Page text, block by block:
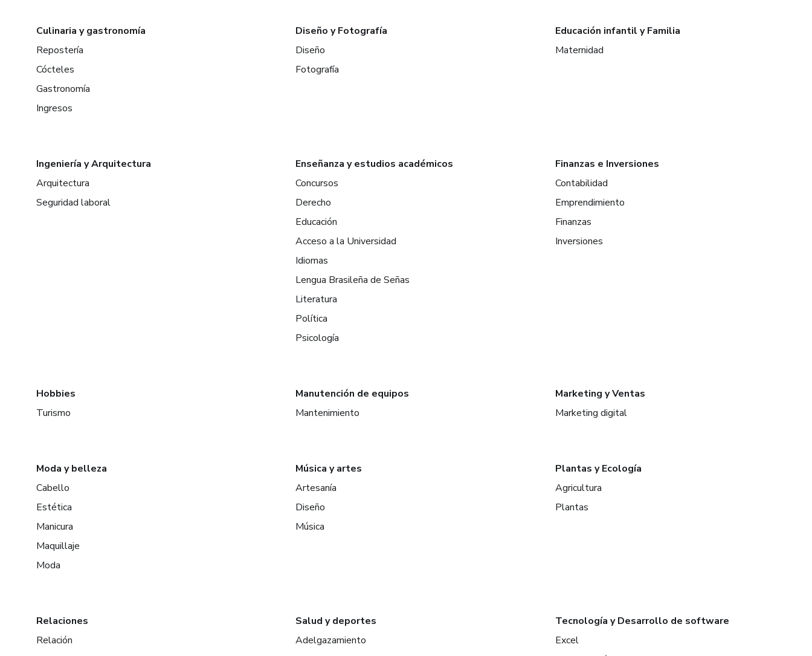
Culinaria y gastronomía
Repostería
Cócteles
Gastronomía
Ingresos
Diseño y Fotografía
Diseño
Fotografía
Educación infantil y Familia
Maternidad
Ingeniería y Arquitectura
Arquitectura
Seguridad laboral
Enseñanza y estudios académicos
Concursos
Derecho
Educación
Acceso a la Universidad
Idiomas
Lengua Brasileña de Señas
Literatura
Política
Psicología
Finanzas e Inversiones
Contabilidad
Emprendimiento
Finanzas
Inversiones
Hobbies
Turismo
Manutención de equipos
Mantenimiento
Marketing y Ventas
Marketing digital
Moda y belleza
Cabello
Estética
Manicura
Maquillaje
Moda
Música y artes
Artesanía
Diseño
Música
Plantas y Ecología
Agricultura
Plantas
Relaciones
Relación
Salud y deportes
Adelgazamiento
Tecnología y Desarrollo de software
Excel